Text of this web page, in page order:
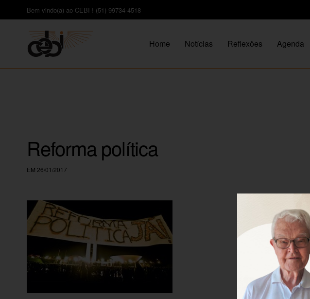
Bem vindo(a) ao CEBI ! (51) 99734-4518
Home Notícias Reflexões Agenda
Reforma política
EM 26/01/2017